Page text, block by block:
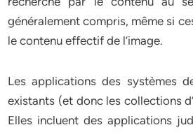
généralement compris, même si
le contenu effectif de l’image.
Les applications des systèmes
existants (et donc les collections
Elles incluent des applications